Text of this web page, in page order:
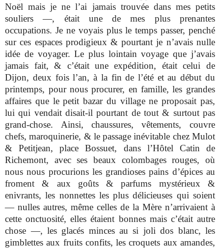
Noël mais je ne l’ai jamais trouvée dans mes petits
souliers —, était une de mes plus prenantes
occupations. Je ne voyais plus le temps passer, penché
sur ces espaces prodigieux & pourtant je n’avais nulle
idée de voyager. Le plus lointain voyage que j’avais
jamais fait, & c’était une expédition, était celui de
Dijon, deux fois l’an, à la fin de l’été et au début du
printemps, pour nous procurer, en famille, les grandes
affaires que le petit bazar du village ne proposait pas,
lui qui vendait disait-il pourtant de tout & surtout pas
grand-chose. Ainsi, chaussures, vêtements, couvre
chefs, maroquinerie, & le passage inévitable chez Mulot
& Petitjean, place Bossuet, dans l’Hôtel Catin de
Richemont, avec ses beaux colombages rouges, où
nous nous procurions les grandioses pains d’épices au
froment & aux goûts & parfums mystérieux &
enivrants, les nonnettes les plus délicieuses qui soient
— nulles autres, même celles de la Mère n’arrivaient à
cette onctuosité, elles étaient bonnes mais c’était autre
chose —, les glacés minces au si joli dos blanc, les
gimblettes aux fruits confits, les croquets aux amandes,